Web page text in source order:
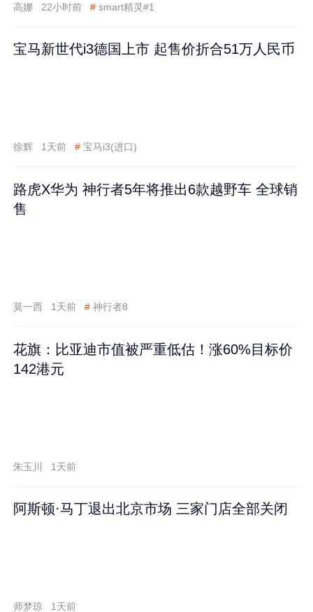
高娜 22小时前 # smart精灵#1
宝马新世代i3德国上市 起售价折合51万人民币
徐辉 1天前 # 宝马i3(进口)
路虎X华为 神行者5年将推出6款越野车 全球销
售
莫一西 1天前 # 神行者8
花旗：比亚迪市值被严重低估！涨60%目标价
142港元
朱玉川 1天前
阿斯顿·马丁退出北京市场 三家门店全部关闭
师梦琼 1天前